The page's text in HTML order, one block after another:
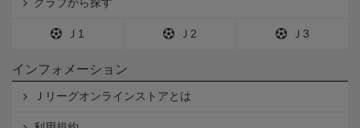
Ｊ1 Ｊ2 Ｊ3
インフォメーション
Ｊリーグオンラインストアとは